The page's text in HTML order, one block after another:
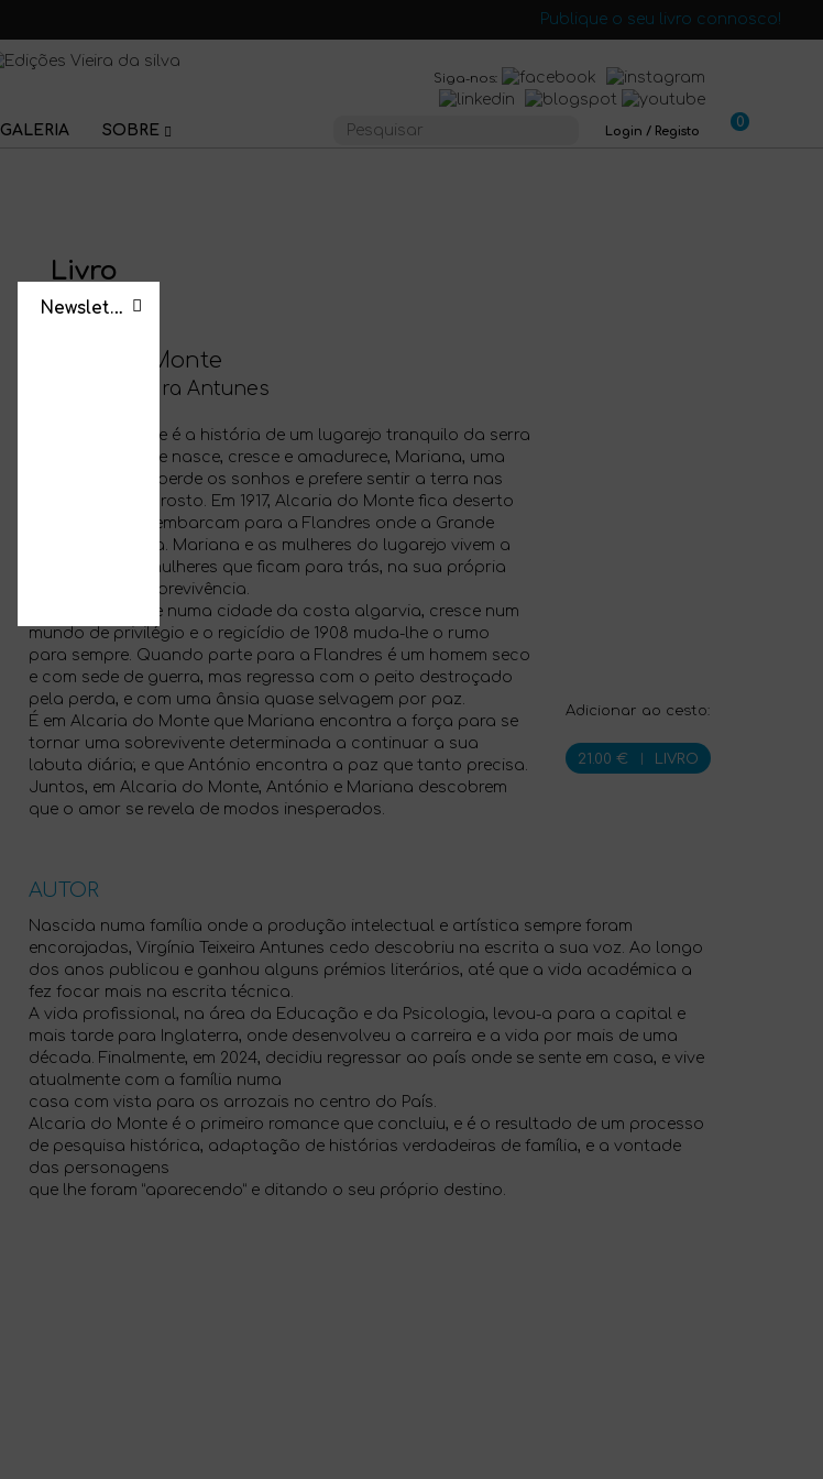
Publique o seu livro connosco!
Siga-nos:
GALERIA SOBRE Login / Registo
0
Livro
Alcaria do Monte
Virgínia Teixeira Antunes
Alcaria do Monte é a história de um lugarejo tranquilo da serra
algarvia. É lá que nasce, cresce e amadurece, Mariana, uma
jovem que cedo perde os sonhos e prefere sentir a terra nas
mãos e o sol no rosto. Em 1917, Alcaria do Monte fica deserto
de homens que embarcam para a Flandres onde a Grande
Guerra os espera. Mariana e as mulheres do lugarejo vivem a
amargura das mulheres que ficam para trás, na sua própria
batalha pela sobrevivência.
António, que vive numa cidade da costa algarvia, cresce num
mundo de privilégio e o regicídio de 1908 muda-lhe o rumo
para sempre. Quando parte para a Flandres é um homem seco
e com sede de guerra, mas regressa com o peito destroçado
pela perda, e com uma ânsia quase selvagem por paz.
É em Alcaria do Monte que Mariana encontra a força para se
tornar uma sobrevivente determinada a continuar a sua
labuta diária; e que António encontra a paz que tanto precisa.
Juntos, em Alcaria do Monte, António e Mariana descobrem
que o amor se revela de modos inesperados.
Adicionar ao cesto:
21.00 € LIVRO
AUTOR
Nascida numa família onde a produção intelectual e artística sempre foram
encorajadas, Virgínia Teixeira Antunes cedo descobriu na escrita a sua voz. Ao longo
dos anos publicou e ganhou alguns prémios literários, até que a vida académica a
fez focar mais na escrita técnica.
A vida profissional, na área da Educação e da Psicologia, levou-a para a capital e
mais tarde para Inglaterra, onde desenvolveu a carreira e a vida por mais de uma
década. Finalmente, em 2024, decidiu regressar ao país onde se sente em casa, e vive
atualmente com a família numa
casa com vista para os arrozais no centro do País.
Alcaria do Monte é o primeiro romance que concluiu, e é o resultado de um processo
de pesquisa histórica, adaptação de histórias verdadeiras de família, e a vontade
das personagens
que lhe foram “aparecendo” e ditando o seu próprio destino.
Newsletter